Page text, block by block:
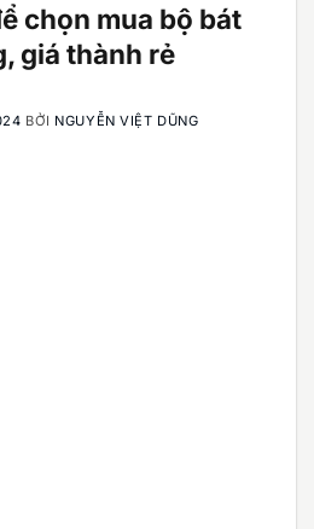
chọn mua bộ bát
giá thành rẻ
BỞI NGUYỄN VIỆT DŨNG